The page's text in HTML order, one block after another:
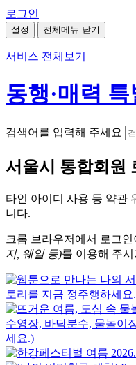
로그인
설정 전체메뉴 닫기
서비스 전체보기
동행·매력
검색어를 입력해 주세요
서울시 통합회원
타인 아이디 사용 등 약관
니다.
크롬 브라우저에서 로그
지, 웨일 등)를 이용해 주